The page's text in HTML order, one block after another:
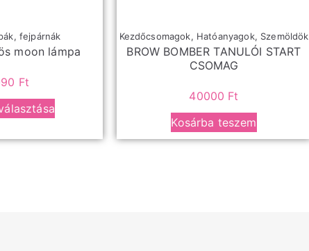
fejpárnák
moon lámpa
Ft
Kezdőcsomagok, Hatóanyagok, Szemöldök
BROW BOMBER TANULÓI START
CSOMAG
40000 Ft
Kosárba teszem